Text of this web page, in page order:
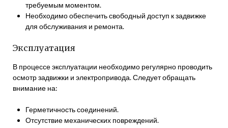
требуемым моментом.
Необходимо обеспечить свободный доступ к задвижке
для обслуживания и ремонта.
Эксплуатация
В процессе эксплуатации необходимо регулярно проводить
осмотр задвижки и электропривода. Следует обращать
внимание на:
Герметичность соединений.
Отсутствие механических повреждений.